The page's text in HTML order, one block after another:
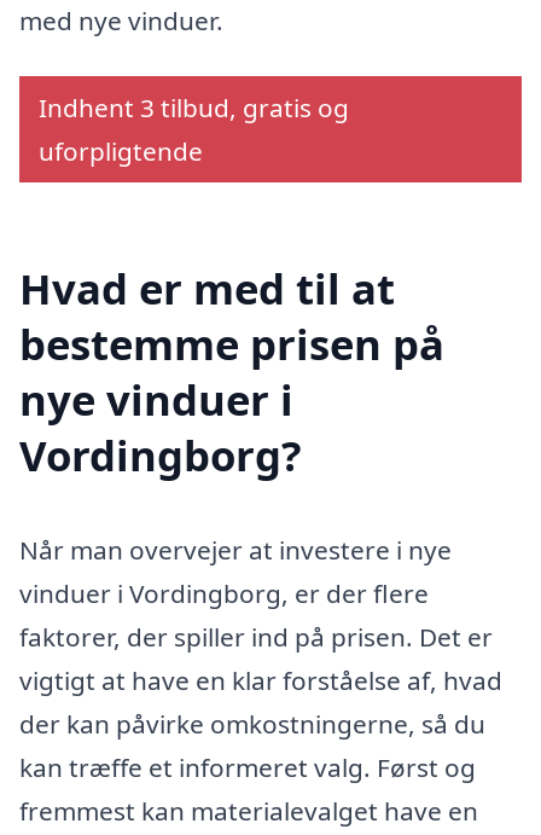
med nye vinduer.
Indhent 3 tilbud, gratis og
uforpligtende
Hvad er med til at
bestemme prisen på
nye vinduer i
Vordingborg?
Når man overvejer at investere i nye
vinduer i Vordingborg, er der flere
faktorer, der spiller ind på prisen. Det er
vigtigt at have en klar forståelse af, hvad
der kan påvirke omkostningerne, så du
kan træffe et informeret valg. Først og
fremmest kan materialevalget have en